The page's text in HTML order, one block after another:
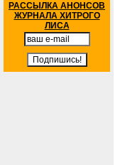
РАССЫЛКА АНОНСОВ
ЖУРНАЛА ХИТРОГО
ЛИСА